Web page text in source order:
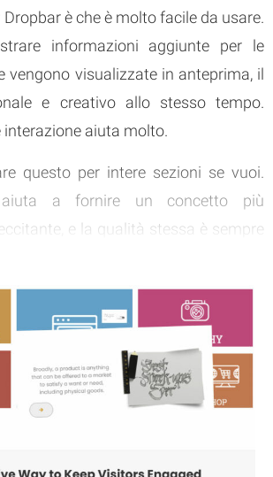
è che è molto facile da usare.
informazioni aggiunte per le
vengono visualizzate in anteprima, il
e creativo allo stesso tempo.
interazione aiuta molto.
questo per intere sezioni se vuoi.
aiuta a fornire un concetto più
e la qualità stessa è sempre